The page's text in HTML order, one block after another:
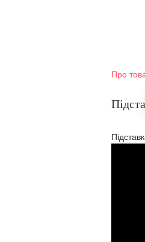
Про